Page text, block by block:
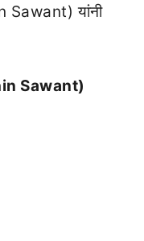
Sawant) यांनी
Sawant)